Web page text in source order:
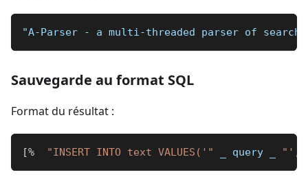
"A-Parser - a multi-threaded parser of
Sauvegarde au format SQL
Format du résultat :
[% "INSERT INTO text VALUES('" query "',